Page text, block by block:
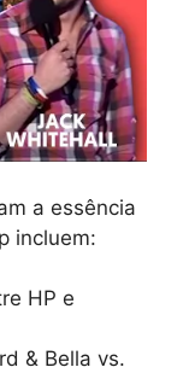
a essência
incluem:
HP e
& Bella vs.